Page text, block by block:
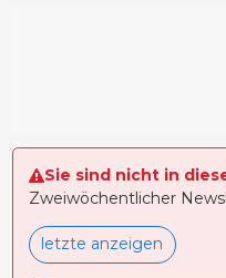
Sie sind nicht in
Zweiwöchentlicher
letzte anzeigen